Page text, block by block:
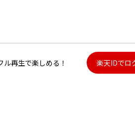
再生で楽しめる！ 楽天IDでロ